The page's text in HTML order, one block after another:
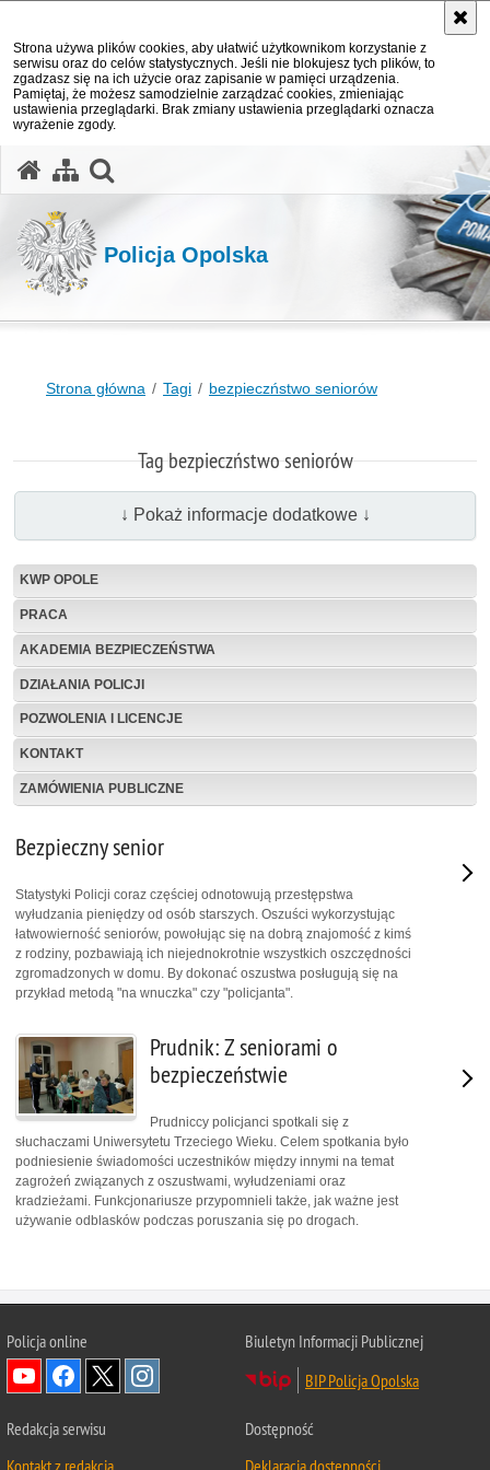
Strona używa plików cookies, aby ułatwić użytkownikom korzystanie z
serwisu oraz do celów statystycznych. Jeśli nie blokujesz tych plików, to
zgadzasz się na ich użycie oraz zapisanie w pamięci urządzenia.
Pamiętaj, że możesz samodzielnie zarządzać cookies, zmieniając
ustawienia przeglądarki. Brak zmiany ustawienia przeglądarki oznacza
wyrażenie zgody.
Policja Opolska
Strona główna Tagi bezpieczństwo seniorów
Tag bezpieczństwo seniorów
↓ Pokaż informacje dodatkowe ↓
KWP OPOLE
PRACA
AKADEMIA BEZPIECZEŃSTWA
DZIAŁANIA POLICJI
POZWOLENIA I LICENCJE
KONTAKT
ZAMÓWIENIA PUBLICZNE
Bezpieczny senior
Statystyki Policji coraz częściej odnotowują przestępstwa
wyłudzania pieniędzy od osób starszych. Oszuści wykorzystując
łatwowierność seniorów, powołując się na dobrą znajomość z kimś
z rodziny, pozbawiają ich niejednokrotnie wszystkich oszczędności
zgromadzonych w domu. By dokonać oszustwa posługują się na
przykład metodą "na wnuczka" czy "policjanta".
Prudnik: Z seniorami o
bezpieczeństwie
Prudniccy policjanci spotkali się z
słuchaczami Uniwersytetu Trzeciego Wieku. Celem spotkania było
podniesienie świadomości uczestników między innymi na temat
zagrożeń związanych z oszustwami, wyłudzeniami oraz
kradzieżami. Funkcjonariusze przypomnieli także, jak ważne jest
używanie odblasków podczas poruszania się po drogach.
Policja online
Biuletyn Informacji Publicznej
BIP Policja Opolska
Redakcja serwisu
Kontakt z redakcją
Dostępność
Deklaracja dostępności